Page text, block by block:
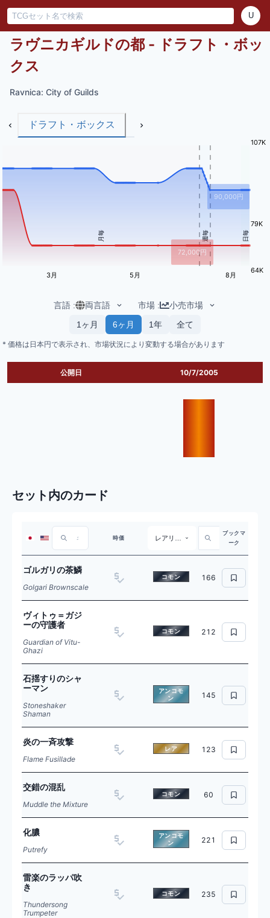
U
ラヴニカギルドの都 - ドラフト・ボッ
クス
Ravnica: City of Guilds
ドラフト・ボックス
月毎 週毎 日毎
64K
79K
107K
3月 5月 8月
90,000円
72,000円
言語 : 両言語 市場 :
小売市場
1ヶ月
6ヶ月 1年 全て
* 価格は日本円で表示され、市場状況により変動する場合があります
公開日 10/7/2005
セット内のカード
時価 レアリティ
ブックマ
ーク
ゴルガリの茶鱗
Golgari Brownscale
コモン 166
ヴィトゥ＝ガジ
ーの守護者
Guardian of Vitu-
Ghazi
コモン 212
石揺すりのシャ
ーマン
Stoneshaker
Shaman
アンコモ
ン
145
炎の一斉攻撃
Flame Fusillade
レア 123
交錯の混乱
Muddle the Mixture
コモン 60
化膿
Putrefy
アンコモ
ン
221
雷楽のラッパ吹
き
Thundersong
Trumpeter
コモン 235